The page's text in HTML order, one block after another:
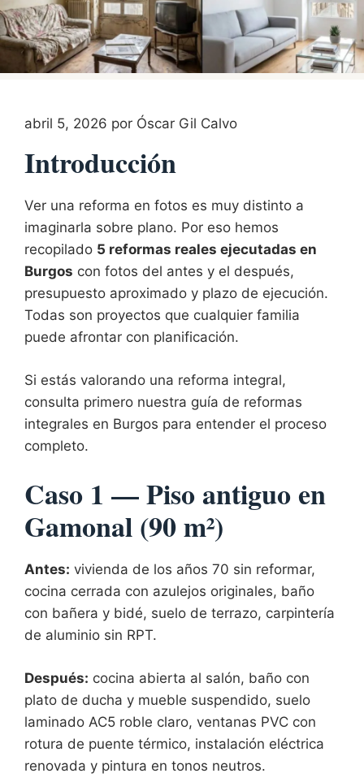
abril 5, 2026 por Óscar Gil Calvo
Introducción
Ver una reforma en fotos es muy distinto a
imaginarla sobre plano. Por eso hemos
recopilado 5 reformas reales ejecutadas en
Burgos con fotos del antes y el después,
presupuesto aproximado y plazo de ejecución.
Todas son proyectos que cualquier familia
puede afrontar con planificación.
Si estás valorando una reforma integral,
consulta primero nuestra guía de reformas
integrales en Burgos para entender el proceso
completo.
Caso 1 — Piso antiguo en
Gamonal (90 m²)
Antes: vivienda de los años 70 sin reformar,
cocina cerrada con azulejos originales, baño
con bañera y bidé, suelo de terrazo, carpintería
de aluminio sin RPT.
Después: cocina abierta al salón, baño con
plato de ducha y mueble suspendido, suelo
laminado AC5 roble claro, ventanas PVC con
rotura de puente térmico, instalación eléctrica
renovada y pintura en tonos neutros.